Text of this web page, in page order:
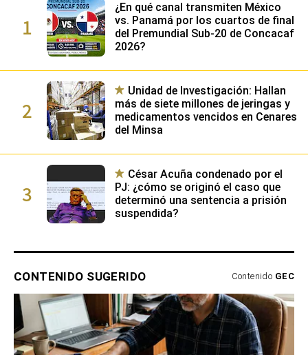
1
¿En qué canal transmiten México
vs. Panamá por los cuartos de final
del Premundial Sub-20 de Concacaf
2026?
2
Unidad de Investigación: Hallan
más de siete millones de jeringas y
medicamentos vencidos en Cenares
del Minsa
3
César Acuña condenado por el
PJ: ¿cómo se originó el caso que
determinó una sentencia a prisión
suspendida?
CONTENIDO SUGERIDO Contenido GEC